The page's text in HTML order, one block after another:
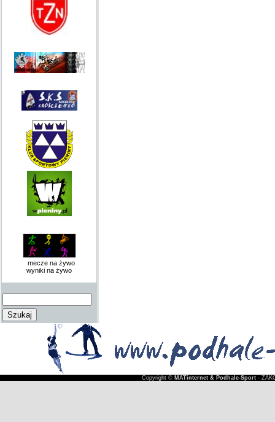
mecze na żywo
wyniki na żywo
Copyright © MATinternet & Podhale-Sport-